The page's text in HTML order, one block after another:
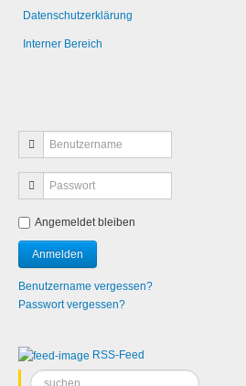
Datenschutzerklärung
Interner Bereich
Angemeldet bleiben
Benutzername vergessen?
Passwort vergessen?
RSS-Feed
Suchen